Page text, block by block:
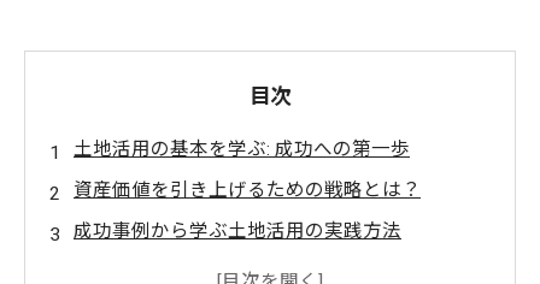
目次
土地活用の基本を学ぶ: 成功への第一歩
資産価値を引き上げるための戦略とは？
成功事例から学ぶ土地活用の実践方法
都市化による土地の価値変動とその影響